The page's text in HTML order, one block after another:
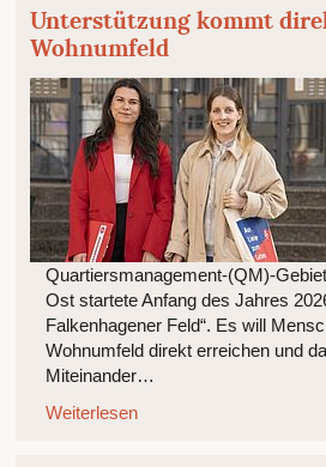
Unterstützung kommt
Wohnumfeld
Quartiersmanagement-(QM)-
Ost startete Anfang des Jahres
Falkenhagener Feld“. Es will
Wohnumfeld direkt erreichen und
Miteinander…
Weiterlesen